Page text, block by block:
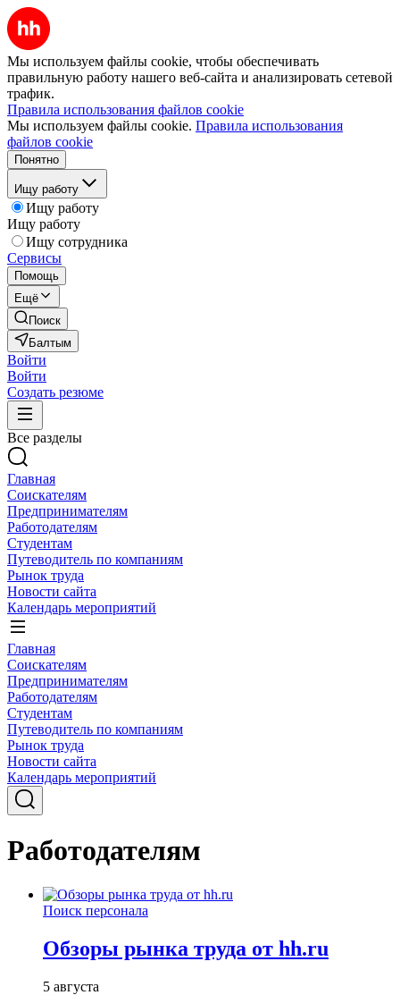
Мы используем файлы cookie, чтобы обеспечивать
правильную работу нашего веб-сайта и анализировать сетевой
трафик.
Правила использования файлов cookie
Мы используем файлы cookie. Правила использования
файлов cookie
Понятно
Ищу работу
Ищу работу
Ищу работу
Ищу сотрудника
Сервисы
Помощь
Ещё
Поиск
Балтым
Войти
Войти
Создать резюме
Все разделы
Главная
Соискателям
Предпринимателям
Работодателям
Студентам
Путеводитель по компаниям
Рынок труда
Новости сайта
Календарь мероприятий
Главная
Соискателям
Предпринимателям
Работодателям
Студентам
Путеводитель по компаниям
Рынок труда
Новости сайта
Календарь мероприятий
Работодателям
Поиск персонала
Обзоры рынка труда от hh.ru
5 августа